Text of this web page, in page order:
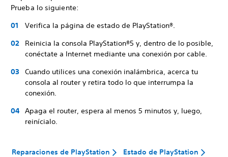
Prueba lo siguiente:
Verifica la página de estado de PlayStation®.
Reinicia la consola PlayStation®5 y, dentro de lo posible,
conéctate a Internet mediante una conexión por cable.
Cuando utilices una conexión inalámbrica, acerca tu
consola al router y retira todo lo que interrumpa la
conexión.
Apaga el router, espera al menos 5 minutos y, luego,
reinícialo.
Reparaciones de PlayStation Estado de PlayStation